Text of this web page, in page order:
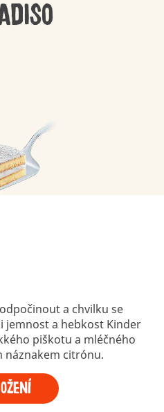
a chvilku se
jemnost a hebkost Kinder
piškotu a mléčného
náznakem citrónu.